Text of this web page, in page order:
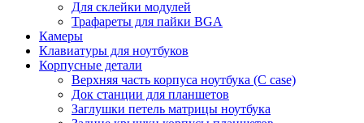
Для склейки модулей
Трафареты для пайки BGA
Камеры
Клавиатуры для ноутбуков
Корпусные детали
Верхняя часть корпуса ноутбука (С case)
Док станции для планшетов
Заглушки петель матрицы ноутбука